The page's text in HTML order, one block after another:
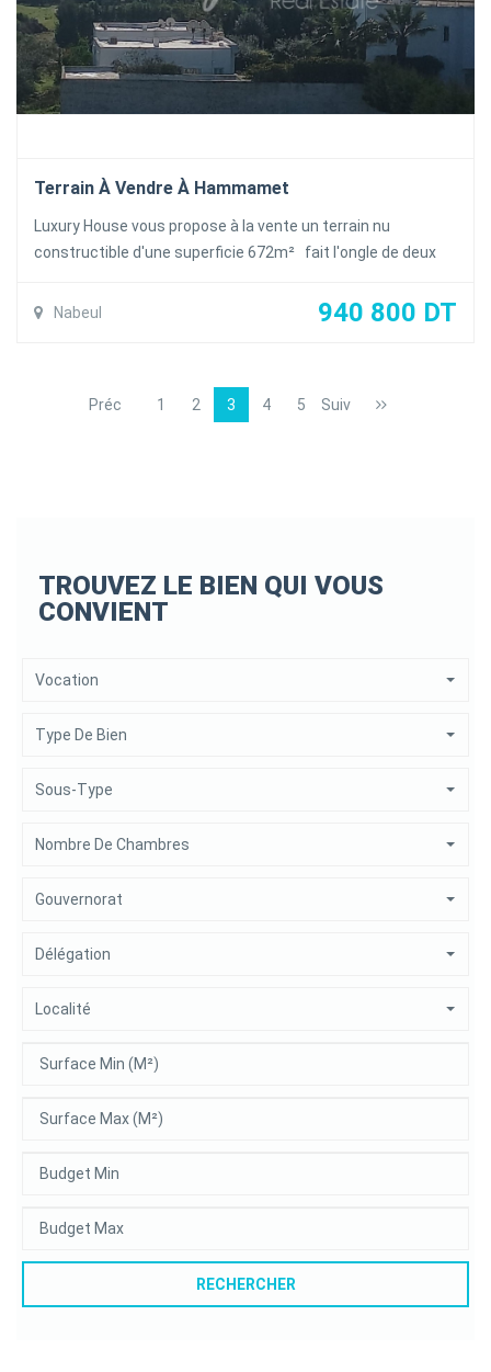
Terrain À Vendre À Hammamet
Luxury House vous propose à la vente un terrain nu
constructible d'une superficie 672m² fait l'ongle de deux
400m² de la mer avec vus dégagée .
Nabeul 940 800 DT
Préc 1 2 3 4 5 Suiv
TROUVEZ LE BIEN QUI VOUS
CONVIENT
Vocation
Type De Bien
Sous-Type
Nombre De Chambres
Gouvernorat
Délégation
Localité
RECHERCHER